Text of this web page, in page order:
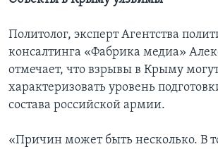
Политолог, эксперт Агентства
консалтинга «Фабрика медиа»
отмечает, что взрывы в Крыму
характеризовать уровень
состава российской армии.
«Причин может быть несколько. В